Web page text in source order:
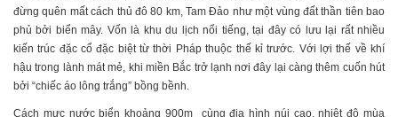
đừng quên mất cách thủ đô 80 km, Tam Đảo như một vùng đất thần tiên bao
phủ bởi biển mây. Vốn là khu du lịch nổi tiếng, tại đây có lưu lại rất nhiều
kiến trúc đặc cổ đặc biệt từ thời Pháp thuộc thế kỉ trước. Với lợi thế về khí
hậu trong lành mát mẻ, khi miền Bắc trở lạnh nơi đây lại càng thêm cuốn hút
bởi “chiếc áo lông trắng” bồng bềnh.
Cách mực nước biển khoảng 900m cùng địa hình núi cao, nhiệt độ mùa